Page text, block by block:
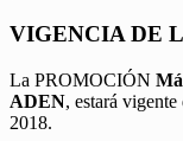
VIGENCIA DE
La PROMOCIÓN
ADEN, estará
2018.